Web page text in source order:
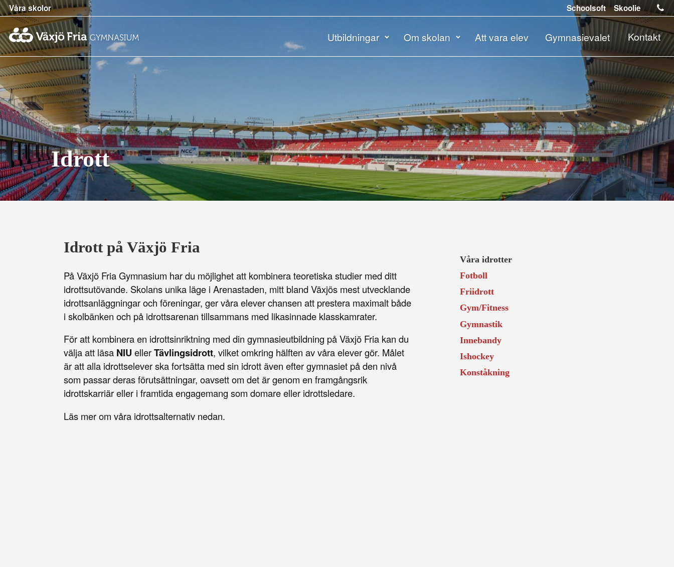
Våra skolor Schoolsoft Skoolie
Kontakt
Utbildningar Om skolan Att vara elev Gymnasievalet
Idrott
Idrott på Växjö Fria
På Växjö Fria Gymnasium har du möjlighet att kombinera teoretiska studier med ditt
idrottsutövande. Skolans unika läge i Arenastaden, mitt bland Växjös mest utvecklande
idrottsanläggningar och föreningar, ger våra elever chansen att prestera maximalt både
i skolbänken och på idrottsarenan tillsammans med likasinnade klasskamrater.
För att kombinera en idrottsinriktning med din gymnasieutbildning på Växjö Fria kan du
välja att läsa NIU ellerTävlingsidrott, vilket omkring hälften av våra elever gör. Målet
är att alla idrottselever ska fortsätta med sin idrott även efter gymnasiet på den nivå
som passar deras förutsättningar, oavsett om det är genom en framgångsrik
idrottskarriär eller i framtida engagemang som domare eller idrottsledare.
Läs mer om våra idrottsalternativ nedan.
Våra idrotter
Fotboll
Friidrott
Gym/Fitness
Gymnastik
Innebandy
Ishockey
Konståkning